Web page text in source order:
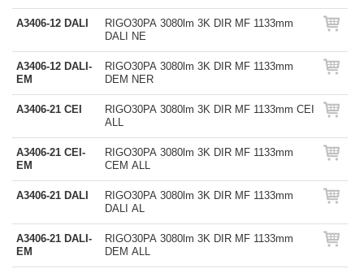
A3406-12 DALI
RIGO30PA 3080lm 3K DIR MF 1133mm
DALI NE
A3406-12 DALI-
EM
RIGO30PA 3080lm 3K DIR MF 1133mm
DEM NER
A3406-21 CEI
RIGO30PA 3080lm 3K DIR MF 1133mm CEI
ALL
A3406-21 CEI-
EM
RIGO30PA 3080lm 3K DIR MF 1133mm
CEM ALL
A3406-21 DALI
RIGO30PA 3080lm 3K DIR MF 1133mm
DALI AL
A3406-21 DALI-
EM
RIGO30PA 3080lm 3K DIR MF 1133mm
DEM ALL